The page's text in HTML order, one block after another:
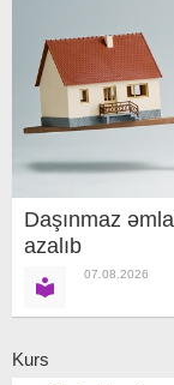
Daşınmaz
azalıb
07.08.2026
Kurs